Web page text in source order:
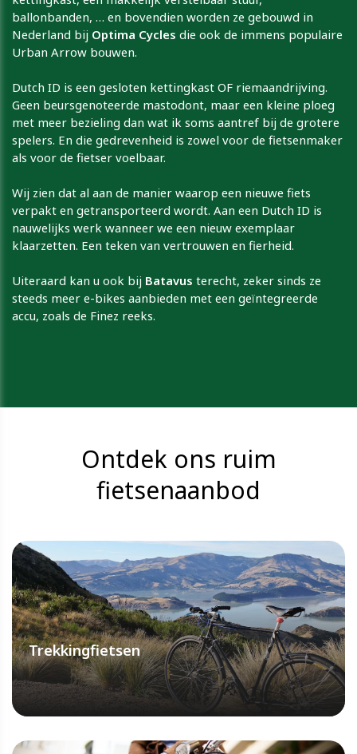
ballonbanden, … en bovendien worden ze gebouwd in
Nederland bij Optima Cycles die ook de immens populaire
Urban Arrow bouwen.
Dutch ID is een gesloten kettingkast OF riemaandrijving.
Geen beursgenoteerde mastodont, maar een kleine ploeg
met meer bezieling dan wat ik soms aantref bij de grotere
spelers. En die gedrevenheid is zowel voor de fietsenmaker
als voor de fietser voelbaar.
Wij zien dat al aan de manier waarop een nieuwe fiets
verpakt en getransporteerd wordt. Aan een Dutch ID is
nauwelijks werk wanneer we een nieuw exemplaar
klaarzetten. Een teken van vertrouwen en fierheid.
Uiteraard kan u ook bij Batavus terecht, zeker sinds ze
steeds meer e-bikes aanbieden met een geïntegreerde
accu, zoals de Finez reeks.
Ontdek ons ruim
fietsenaanbod
Trekkingfietsen
ONTDEK MEER